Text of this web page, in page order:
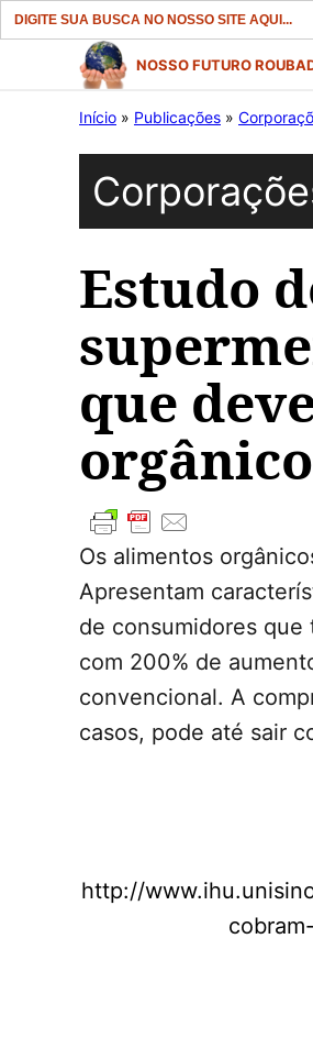
Search
for:
conteúdo
NOSSO FUTURO
Início » Publicações »
Estudo
que
Os alimentos
Apresentam
de consumidores que
com 200% de
convencional. A
casos, pode até sair
http://